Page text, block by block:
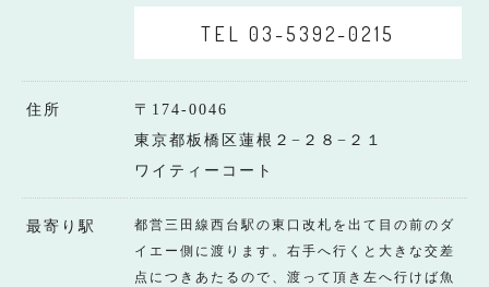
TEL 03-5392-0215
住所
〒174-0046
東京都板橋区蓮根２−２８−２１
ワイティーコート
最寄り駅
都営三田線西台駅の東口改札を出て目の前のダ
イエー側に渡ります。右手へ行くと大きな交差
点につきあたるので、渡って頂き左へ行けば魚